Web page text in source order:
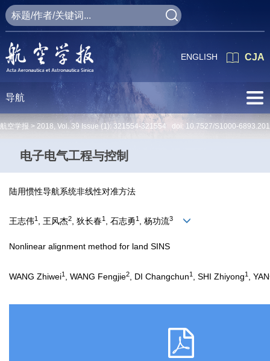
CJA
ENGLISH
导航
航空学报 > 2018, Vol. 39 Issue (1): 321554-321554 doi: 10.7527/S1000-
电子电气工程与控制
陆用惯性导航系统非线性对准方法
王志伟1 , 王风杰2, 狄长春1 , 石志勇1 , 杨功流3
Nonlinear alignment method for land SINS
WANG Zhiwei1 , WANG Fengjie2 , DI Changchun1 , SHI Zhiyong1 ,